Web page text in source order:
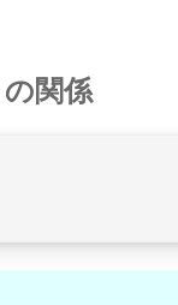
関係